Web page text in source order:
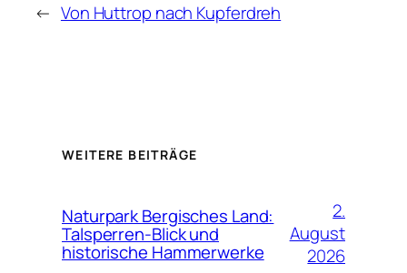
← Von Huttrop nach Kupferdreh
WEITERE BEITRÄGE
Naturpark Bergisches Land:
Talsperren-Blick und
historische Hammerwerke
2.
August
2026